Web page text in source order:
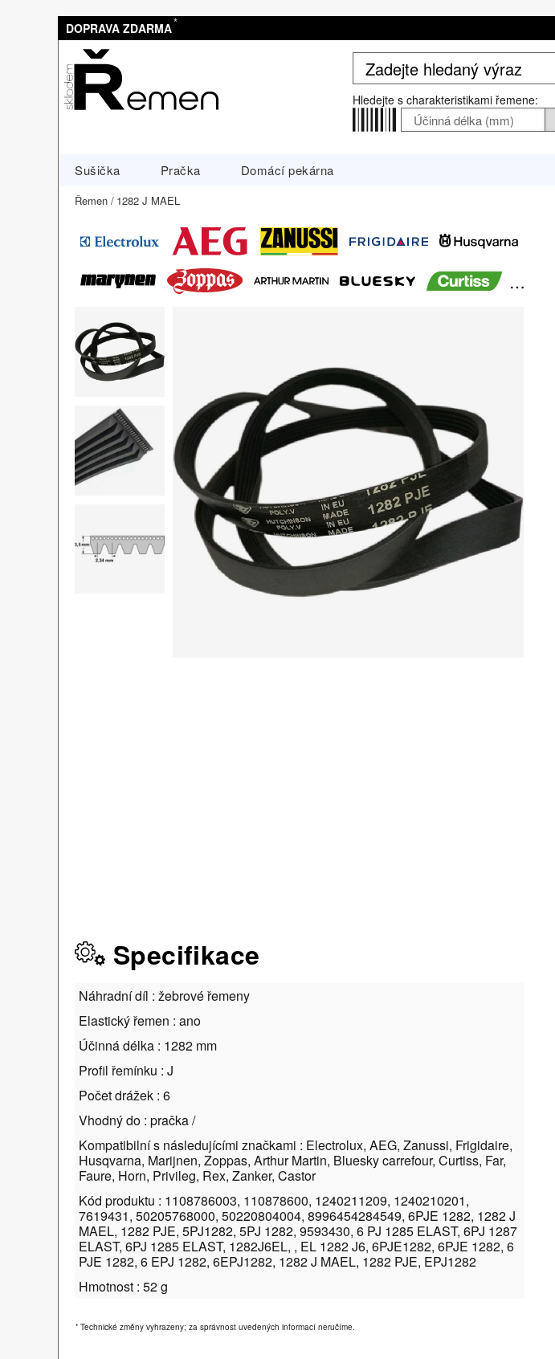
DOPRAVA ZDARMA*
Hledejte s charakteristikami řemene:
Sušička Pračka Domácí pekárna
Řemen 1282 J MAEL
Specifikace
Náhradní díl : žebrové řemeny
Elastický řemen : ano
Účinná délka : 1282 mm
Profil řemínku : J
Počet drážek : 6
Vhodný do : pračka /
Kompatibilní s následujícími značkami : Electrolux, AEG, Zanussi, Frigidaire,
Husqvarna, Marijnen, Zoppas, Arthur Martin, Bluesky carrefour, Curtiss, Far,
Faure, Horn, Privileg, Rex, Zanker, Castor
Kód produktu : 1108786003, 110878600, 1240211209, 1240210201,
7619431, 50205768000, 50220804004, 8996454284549, 6PJE 1282, 1282 J
MAEL, 1282 PJE, 5PJ1282, 5PJ 1282, 9593430, 6 PJ 1285 ELAST, 6PJ 1287
ELAST, 6PJ 1285 ELAST, 1282J6EL, , EL 1282 J6, 6PJE1282, 6PJE 1282, 6
PJE 1282, 6 EPJ 1282, 6EPJ1282, 1282 J MAEL, 1282 PJE, EPJ1282
Hmotnost : 52 g
* Technické změny vyhrazeny; za správnost uvedených informací neručíme.